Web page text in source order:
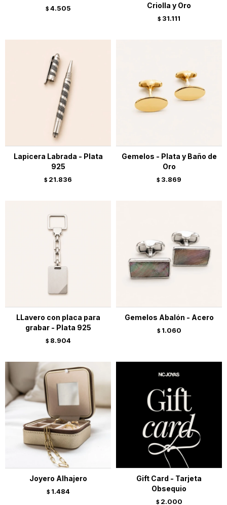
$ 4.505
Criolla y Oro
$ 31.111
Lapicera Labrada - Plata
925
$ 21.836
Gemelos - Plata y Baño de
Oro
$ 3.869
LLavero con placa para
grabar - Plata 925
$ 8.904
Gemelos Abalón - Acero
$ 1.060
Joyero Alhajero
$ 1.484
Gift Card - Tarjeta
Obsequio
$ 2.000